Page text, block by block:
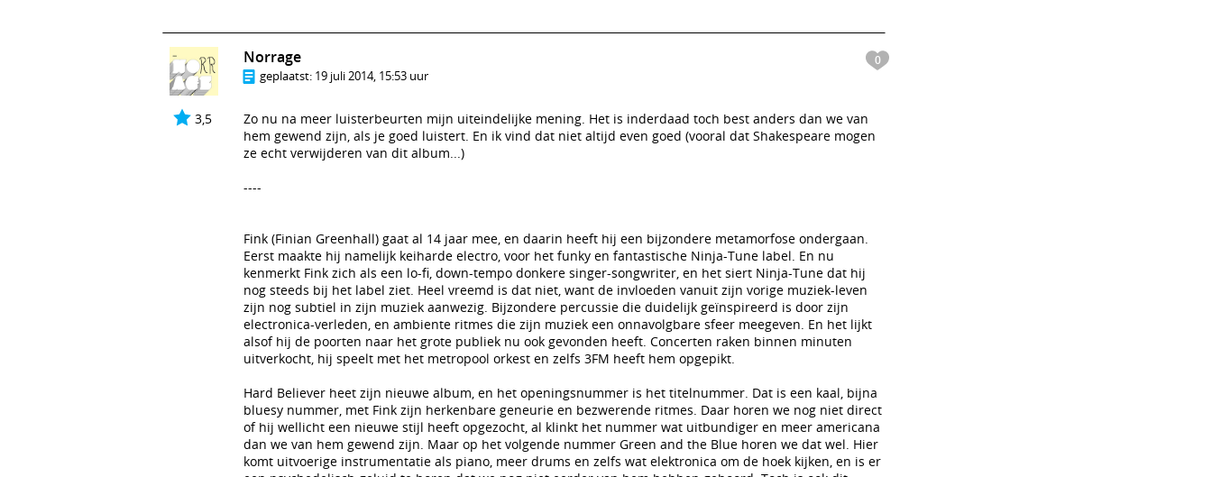
3,5
0
Norrage
geplaatst: 19 juli 2014, 15:53 uur
Zo nu na meer luisterbeurten mijn uiteindelijke mening. Het is inderdaad toch best anders dan we van
hem gewend zijn, als je goed luistert. En ik vind dat niet altijd even goed (vooral dat Shakespeare mogen
ze echt verwijderen van dit album...)
----
Fink (Finian Greenhall) gaat al 14 jaar mee, en daarin heeft hij een bijzondere metamorfose ondergaan.
Eerst maakte hij namelijk keiharde electro, voor het funky en fantastische Ninja-Tune label. En nu
kenmerkt Fink zich als een lo-fi, down-tempo donkere singer-songwriter, en het siert Ninja-Tune dat hij
nog steeds bij het label ziet. Heel vreemd is dat niet, want de invloeden vanuit zijn vorige muziek-leven
zijn nog subtiel in zijn muziek aanwezig. Bijzondere percussie die duidelijk geïnspireerd is door zijn
electronica-verleden, en ambiente ritmes die zijn muziek een onnavolgbare sfeer meegeven. En het lijkt
alsof hij de poorten naar het grote publiek nu ook gevonden heeft. Concerten raken binnen minuten
uitverkocht, hij speelt met het metropool orkest en zelfs 3FM heeft hem opgepikt.
Hard Believer heet zijn nieuwe album, en het openingsnummer is het titelnummer. Dat is een kaal, bijna
bluesy nummer, met Fink zijn herkenbare geneurie en bezwerende ritmes. Daar horen we nog niet direct
of hij wellicht een nieuwe stijl heeft opgezocht, al klinkt het nummer wat uitbundiger en meer americana
dan we van hem gewend zijn. Maar op het volgende nummer Green and the Blue horen we dat wel. Hier
komt uitvoerige instrumentatie als piano, meer drums en zelfs wat elektronica om de hoek kijken, en is er